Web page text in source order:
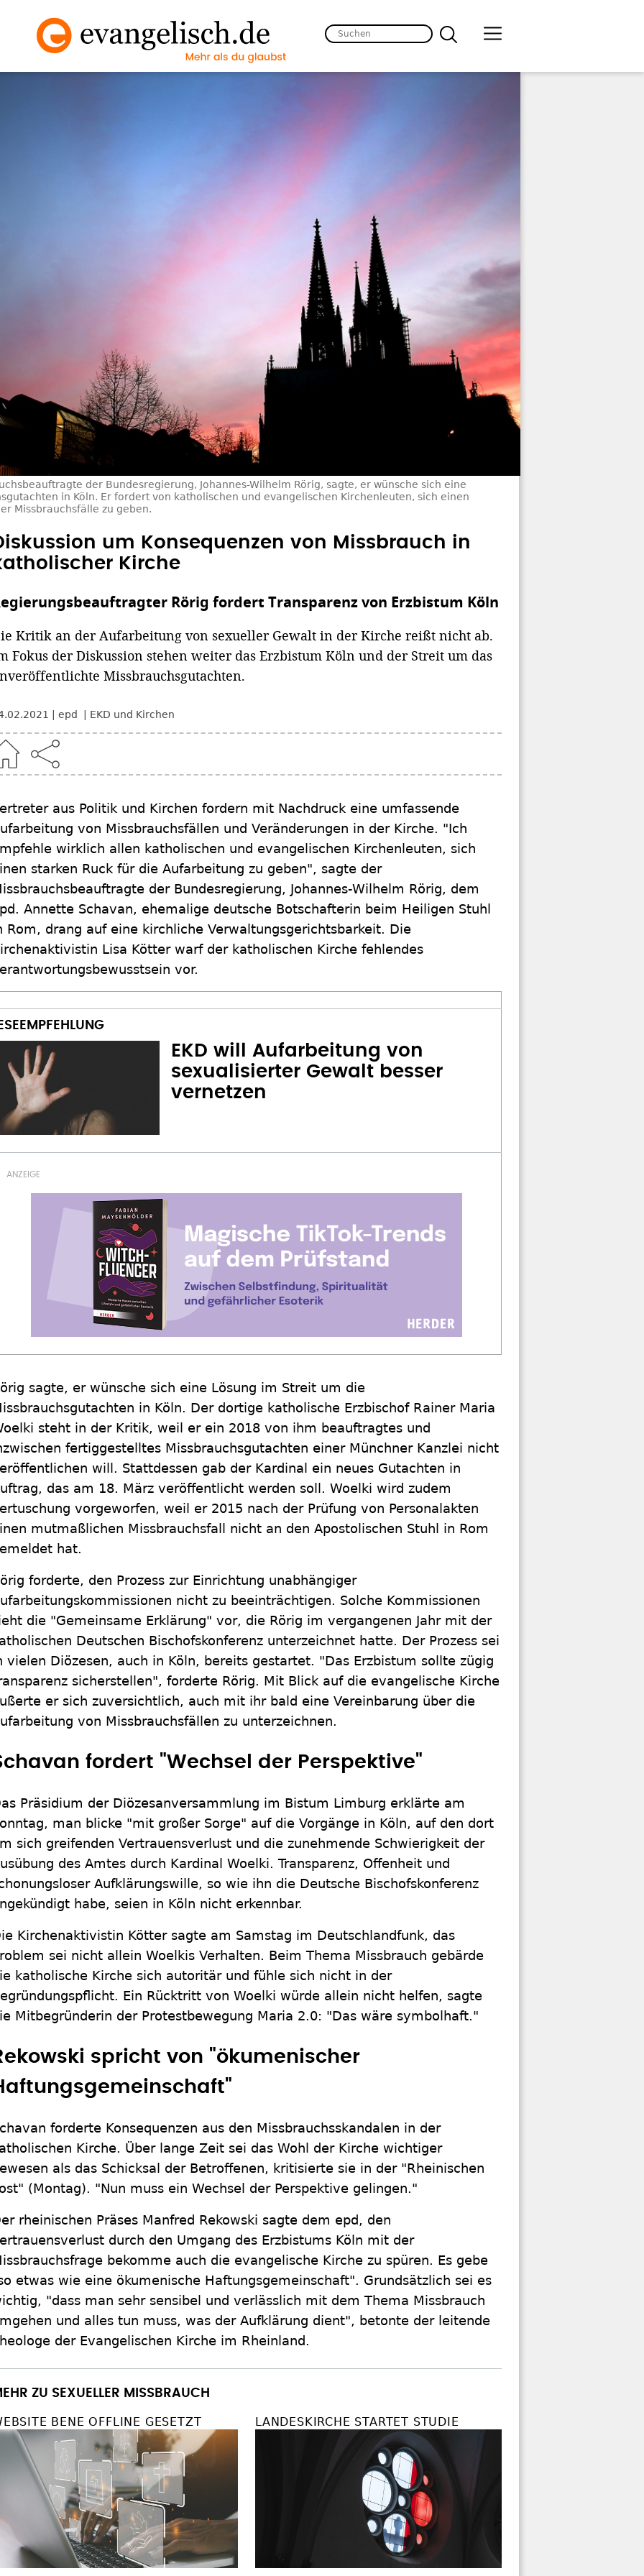
der Bundesregierung, Johannes-Wilhelm Rörig, sagte, er wünsche sich eine
in Köln. Er fordert von katholischen und evangelischen Kirchenleuten, sich einen
Missbrauchsfälle zu geben.
um Konsequenzen von Missbrauch in
Kirche
Rörig fordert Transparenz von Erzbistum Köln
Kritik an der Aufarbeitung von sexueller Gewalt in der Kirche reißt nicht ab.
Fokus der Diskussion stehen weiter das Erzbistum Köln und der Streit um das
Missbrauchsgutachten.
epd EKD und Kirchen
aus Politik und Kirchen fordern mit Nachdruck eine umfassende
von Missbrauchsfällen und Veränderungen in der Kirche. "Ich
wirklich allen katholischen und evangelischen Kirchenleuten, sich
starken Ruck für die Aufarbeitung zu geben", sagte der
der Bundesregierung, Johannes-Wilhelm Rörig, dem
Annette Schavan, ehemalige deutsche Botschafterin beim Heiligen Stuhl
Rom, drang auf eine kirchliche Verwaltungsgerichtsbarkeit. Die
Lisa Kötter warf der katholischen Kirche fehlendes
vor.
EKD will Aufarbeitung von
sexualisierter Gewalt besser
vernetzen
sagte, er wünsche sich eine Lösung im Streit um die
in Köln. Der dortige katholische Erzbischof Rainer Maria
steht in der Kritik, weil er ein 2018 von ihm beauftragtes und
fertiggestelltes Missbrauchsgutachten einer Münchner Kanzlei nicht
will. Stattdessen gab der Kardinal ein neues Gutachten in
das am 18. März veröffentlicht werden soll. Woelki wird zudem
vorgeworfen, weil er 2015 nach der Prüfung von Personalakten
mutmaßlichen Missbrauchsfall nicht an den Apostolischen Stuhl in Rom
hat.
forderte, den Prozess zur Einrichtung unabhängiger
nicht zu beeinträchtigen. Solche Kommissionen
die "Gemeinsame Erklärung" vor, die Rörig im vergangenen Jahr mit der
Deutschen Bischofskonferenz unterzeichnet hatte. Der Prozess sei
vielen Diözesen, auch in Köln, bereits gestartet. "Das Erzbistum sollte zügig
sicherstellen", forderte Rörig. Mit Blick auf die evangelische Kirche
er sich zuversichtlich, auch mit ihr bald eine Vereinbarung über die
von Missbrauchsfällen zu unterzeichnen.
fordert "Wechsel der Perspektive"
Präsidium der Diözesanversammlung im Bistum Limburg erklärte am
man blicke "mit großer Sorge" auf die Vorgänge in Köln, auf den dort
sich greifenden Vertrauensverlust und die zunehmende Schwierigkeit der
des Amtes durch Kardinal Woelki. Transparenz, Offenheit und
Aufklärungswille, so wie ihn die Deutsche Bischofskonferenz
habe, seien in Köln nicht erkennbar.
Kirchenaktivistin Kötter sagte am Samstag im Deutschlandfunk, das
sei nicht allein Woelkis Verhalten. Beim Thema Missbrauch gebärde
katholische Kirche sich autoritär und fühle sich nicht in der
Ein Rücktritt von Woelki würde allein nicht helfen, sagte
Mitbegründerin der Protestbewegung Maria 2.0: "Das wäre symbolhaft."
spricht von "ökumenischer
forderte Konsequenzen aus den Missbrauchsskandalen in der
Kirche. Über lange Zeit sei das Wohl der Kirche wichtiger
als das Schicksal der Betroffenen, kritisierte sie in der "Rheinischen
(Montag). "Nun muss ein Wechsel der Perspektive gelingen."
rheinischen Präses Manfred Rekowski sagte dem epd, den
durch den Umgang des Erzbistums Köln mit der
bekomme auch die evangelische Kirche zu spüren. Es gebe
etwas wie eine ökumenische Haftungsgemeinschaft". Grundsätzlich sei es
"dass man sehr sensibel und verlässlich mit dem Thema Missbrauch
und alles tun muss, was der Aufklärung dient", betonte der leitende
der Evangelischen Kirche im Rheinland.
ZU SEXUELLER MISSBRAUCH
BENE OFFLINE GESETZT LANDESKIRCHE STARTET STUDIE